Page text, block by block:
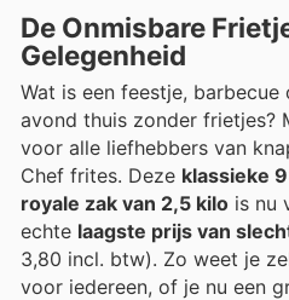
De Onmisbare
Gelegenheid
Wat is een feestje,
avond thuis zonder frietjes?
voor alle liefhebbers van
Chef frites. Deze klassieke
royale zak van 2,5 kilo is nu
echte laagste prijs van
3,80 incl. btw). Zo weet je
voor iedereen, of je nu een